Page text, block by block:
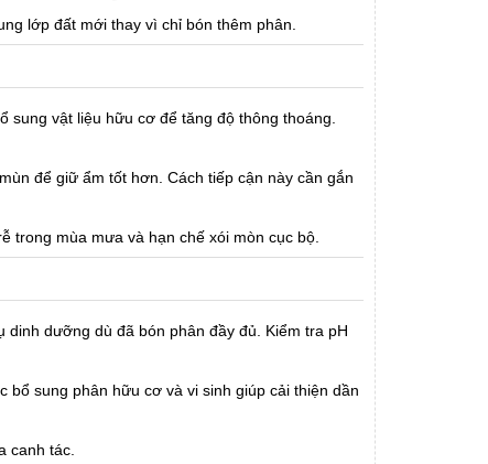
lớp đất mới thay vì chỉ bón thêm phân.
vật liệu hữu cơ để tăng độ thông thoáng.
để giữ ẩm tốt hơn. Cách tiếp cận này cần gắn
mùa mưa và hạn chế xói mòn cục bộ.
dưỡng dù đã bón phân đầy đủ. Kiểm tra pH
sung phân hữu cơ và vi sinh giúp cải thiện dần
canh tác.